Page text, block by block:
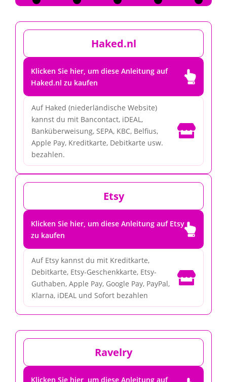
Haked.nl
Klicken Sie hier, um diese Anleitung auf
Haked.nl zu kaufen

Auf Haked (niederländische Website)
kannst du mit Bancontact, iDEAL,
Banküberweisung, SEPA, KBC, Belfius,
Apple Pay, Kreditkarte, Debitkarte usw.
bezahlen.

Etsy
Klicken Sie hier, um diese Anleitung auf Etsy
zu kaufen

Auf Etsy kannst du mit Kreditkarte,
Debitkarte, Etsy-Geschenkkarte, Etsy-
Guthaben, Apple Pay, Google Pay, PayPal,
Klarna, iDEAL und Sofort bezahlen

Ravelry
Klicken Sie hier, um diese Anleitung auf